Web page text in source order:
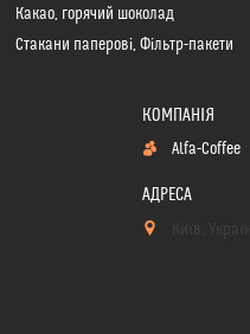
Какао, горячий шоколад
Стакани паперові, Фільтр-пакети
Alfa-Coffee